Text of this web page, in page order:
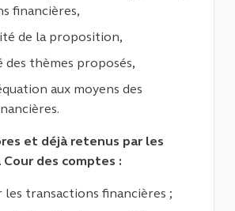
financières,
de la proposition,
des thèmes proposés,
aux moyens des
et déjà retenus par les
des comptes :
les transactions financières ;